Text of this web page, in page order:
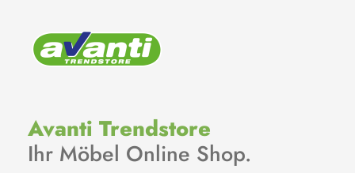
Avanti Trendstore
Ihr Möbel Online Shop.